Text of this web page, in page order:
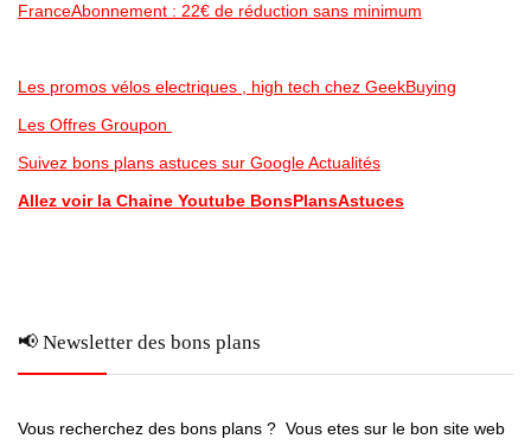
FranceAbonnement : 22€ de réduction sans minimum
Les promos vélos electriques , high tech chez GeekBuying
Les Offres Groupon
Suivez bons plans astuces sur Google Actualités
Allez voir la Chaine Youtube BonsPlansAstuces
📢 Newsletter des bons plans
Vous recherchez des bons plans ? Vous etes sur le bon site web